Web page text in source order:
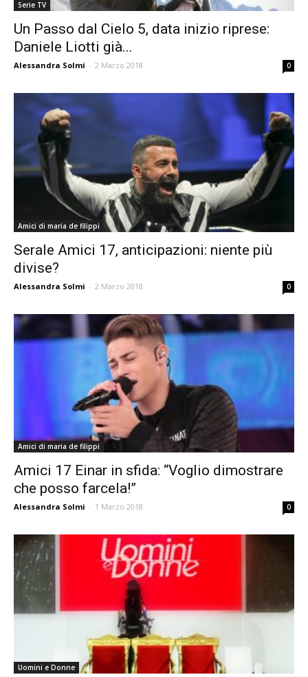
Serie TV
Un Passo dal Cielo 5, data inizio riprese:
Daniele Liotti già...
Alessandra Solmi - 2 Marzo 2018 0
Amici di maria de filippi
Serale Amici 17, anticipazioni: niente più
divise?
Alessandra Solmi - 2 Marzo 2018 0
Amici di maria de filippi
Amici 17 Einar in sfida: “Voglio dimostrare
che posso farcela!”
Alessandra Solmi - 1 Marzo 2018 0
Uomini e Donne